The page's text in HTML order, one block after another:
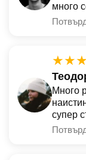
много
Много
супер